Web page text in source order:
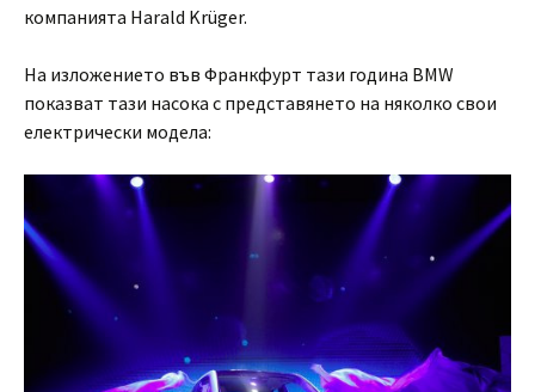
компанията Harald Krüger.
На изложението във Франкфурт тази година BMW
показват тази насока с представянето на няколко свои
електрически модела: